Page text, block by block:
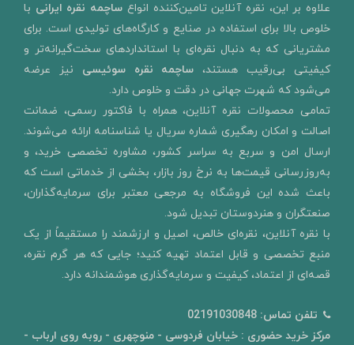
علاوه بر این، نقره آنلاین تامین‌کننده انواع ساچمه نقره ایرانی با
خلوص بالا برای استفاده در صنایع و کارگاه‌های تولیدی است. برای
مشتریانی که به دنبال نقره‌ای با استانداردهای سخت‌گیرانه‌تر و
کیفیتی بی‌رقیب هستند، ساچمه نقره سوئیسی نیز عرضه
می‌شود که شهرت جهانی در دقت و خلوص دارد.
تمامی محصولات نقره آنلاین، همراه با فاکتور رسمی، ضمانت
اصالت و امکان رهگیری شماره سریال یا شناسنامه ارائه می‌شوند.
ارسال امن و سربع به سراسر کشور، مشاوره تخصصی خرید، و
به‌روزرسانی قیمت‌ها به نرخ روز بازار، بخشی از خدماتی است که
باعث شده این فروشگاه به مرجعی معتبر برای سرمایه‌گذاران،
صنعتگران و هنردوستان تبدیل شود.
با نقره آنلاین، نقره‌ای خالص، اصیل و ارزشمند را مستقیماً از یک
منبع تخصصی و قابل اعتماد تهیه کنید؛ جایی که هر گرم نقره،
قصه‌ای از اعتماد، کیفیت و سرمایه‌گذاری هوشمندانه دارد.
تلفن تماس: 02191030848
مرکز خرید حضوری : خیابان فردوسی - منوچهری - روبه روی ارباب -